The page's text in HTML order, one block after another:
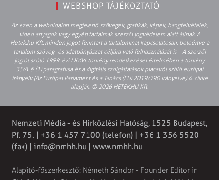
WEBSHOP TÁJÉKOZTATÓ
Az ezen a weboldalon megjelenő szövegek, grafikák, képek, hangfelvételek,
video anyagok vagy egyéb tartalmak szerzői jogvédelem alatt állnak. A
Hetek.hu Kft. minden jogot fenntart a tartalommal kapcsolatosan, beleértve a
tartalom szöveg- és adatbányászat céljára való felhasználását is – A szerzői
jogról szóló 1999. évi LXXVI. törvény rendelkezései értelmében a törvény
35/A. § (1) paragrafusa és a digitális szolgáltatások piacairól szóló európai
irányelv (Az Európai Parlament és a Tanács (EU) 2019/790 Irányelve) 4. cikke
alapján. © 2026 HETEK.HU Kft.
Nemzeti Média - és Hírközlési Hatóság, 1525 Budapest,
Pf. 75. | +36 1 457 7100 (telefon) | +36 1 356 5520
(fax) | info@nmhh.hu | www.nmhh.hu
Alapító-főszerkesztő: Németh Sándor - Founder Editor in